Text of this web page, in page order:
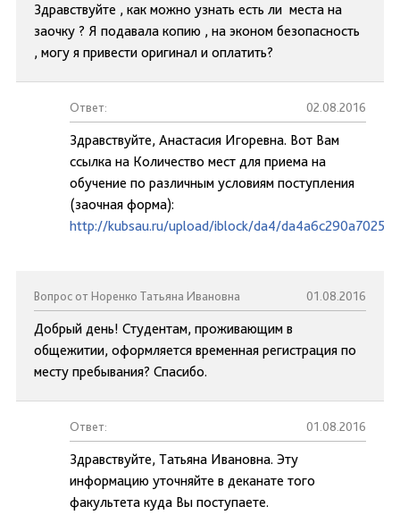
Здравствуйте , как можно узнать есть ли места на
заочку ? Я подавала копию , на эконом безопасность
, могу я привести оригинал и оплатить?
Ответ: 02.08.2016
Здравствуйте, Анастасия Игоревна. Вот Вам
ссылка на Количество мест для приема на
обучение по различным условиям поступления
(заочная форма):
http://kubsau.ru/upload/iblock/da4/
Вопрос от Норенко Татьяна Ивановна 01.08.2016
Добрый день! Студентам, проживающим в
общежитии, оформляется временная регистрация по
месту пребывания? Спасибо.
Ответ: 01.08.2016
Здравствуйте, Татьяна Ивановна. Эту
информацию уточняйте в деканате того
факультета куда Вы поступаете.